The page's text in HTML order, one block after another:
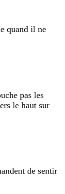
quand il ne
pas les
le haut sur
de sentir